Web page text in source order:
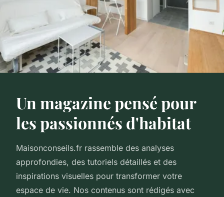
Un magazine pensé pour
les passionnés d'habitat
Maisonconseils.fr rassemble des analyses
approfondies, des tutoriels détaillés et des
inspirations visuelles pour transformer votre
espace de vie. Nos contenus sont rédigés avec